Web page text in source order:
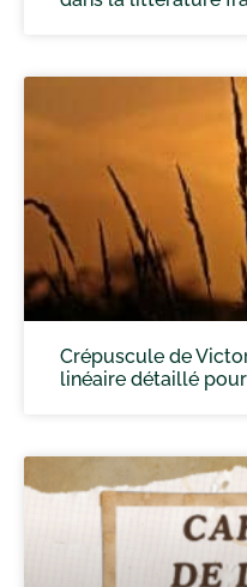
Crépuscule de
linéaire détaillé